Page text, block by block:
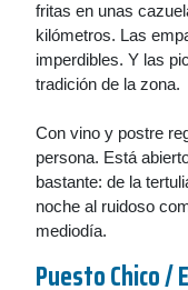
fritas en unas
kilómetros. Las
imperdibles. Y las
tradición de la zona.
Con vino y postre
persona. Está
bastante: de la
noche al ruidoso
mediodía.
Puesto Chico /